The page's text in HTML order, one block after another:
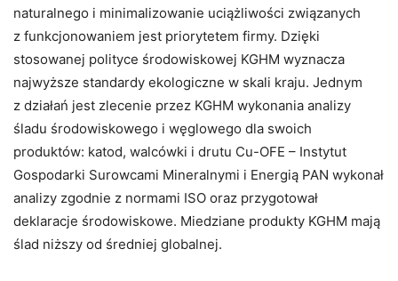
naturalnego i minimalizowanie uciążliwości związanych
z funkcjonowaniem jest priorytetem firmy. Dzięki
stosowanej polityce środowiskowej KGHM wyznacza
najwyższe standardy ekologiczne w skali kraju. Jednym
z działań jest zlecenie przez KGHM wykonania analizy
śladu środowiskowego i węglowego dla swoich
produktów: katod, walcówki i drutu Cu-OFE – Instytut
Gospodarki Surowcami Mineralnymi i Energią PAN wykonał
analizy zgodnie z normami ISO oraz przygotował
deklaracje środowiskowe. Miedziane produkty KGHM mają
ślad niższy od średniej globalnej.